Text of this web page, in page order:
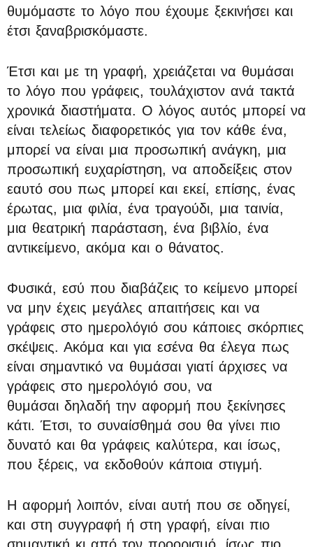
θυμόμαστε το λόγο που έχουμε ξεκινήσει και
έτσι ξαναβρισκόμαστε.
Έτσι και με τη γραφή, χρειάζεται να θυμάσαι
το λόγο που γράφεις, τουλάχιστον ανά τακτά
χρονικά διαστήματα. Ο λόγος αυτός μπορεί να
είναι τελείως διαφορετικός για τον κάθε ένα,
μπορεί να είναι μια προσωπική ανάγκη, μια
προσωπική ευχαρίστηση, να αποδείξεις στον
εαυτό σου πως μπορεί και εκεί, επίσης, ένας
έρωτας, μια φιλία, ένα τραγούδι, μια ταινία,
μια θεατρική παράσταση, ένα βιβλίο, ένα
αντικείμενο, ακόμα και ο θάνατος.
Φυσικά, εσύ που διαβάζεις το κείμενο μπορεί
να μην έχεις μεγάλες απαιτήσεις και να
γράφεις στο ημερολόγιό σου κάποιες σκόρπιες
σκέψεις. Ακόμα και για εσένα θα έλεγα πως
είναι σημαντικό να θυμάσαι γιατί άρχισες να
γράφεις στο ημερολόγιό σου, να
θυμάσαι δηλαδή την αφορμή που ξεκίνησες
κάτι. Έτσι, το συναίσθημά σου θα γίνει πιο
δυνατό και θα γράφεις καλύτερα, και ίσως,
που ξέρεις, να εκδοθούν κάποια στιγμή.
Η αφορμή λοιπόν, είναι αυτή που σε οδηγεί,
και στη συγγραφή ή στη γραφή, είναι πιο